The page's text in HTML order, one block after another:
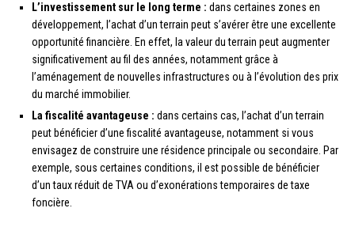
L’investissement sur le long terme : dans certaines zones en
développement, l’achat d’un terrain peut s’avérer être une excellente
opportunité financière. En effet, la valeur du terrain peut augmenter
significativement au fil des années, notamment grâce à
l’aménagement de nouvelles infrastructures ou à l’évolution des prix
du marché immobilier.
La fiscalité avantageuse : dans certains cas, l’achat d’un terrain
peut bénéficier d’une fiscalité avantageuse, notamment si vous
envisagez de construire une résidence principale ou secondaire. Par
exemple, sous certaines conditions, il est possible de bénéficier
d’un taux réduit de TVA ou d’exonérations temporaires de taxe
foncière.